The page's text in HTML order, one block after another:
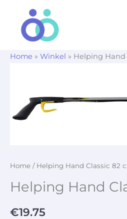
Home » Winkel » Helping Hand
Home / Helping Hand Classic 82
Helping Hand
€19.75